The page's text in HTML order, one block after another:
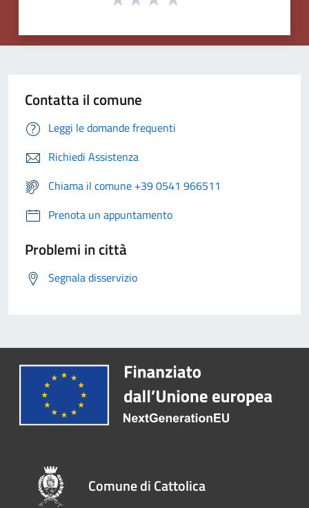
Contatta il comune
Leggi le domande frequenti
Richiedi Assistenza
Chiama il comune +39 0541 966511
Prenota un appuntamento
Problemi in città
Segnala disservizio
Comune di Cattolica